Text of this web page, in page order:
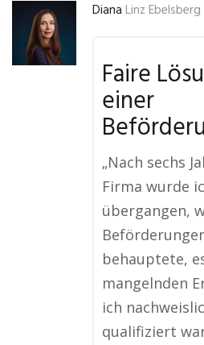
Diana Linz Ebelsberg
Faire
einer
„Nach sechs
Firma wurde
übergangen,
behauptete,
mangelnden
ich
qualifiziert